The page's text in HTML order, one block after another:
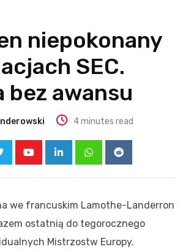
niepokonany
SEC.
bez awansu
4 minutes read
LinkedInWhatsappReddit
we francuskim Lamothe-Landerron
ostatnią do tegorocznego
Mistrzostw Europy.